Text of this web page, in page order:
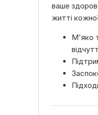
ваше
житті
М'яко